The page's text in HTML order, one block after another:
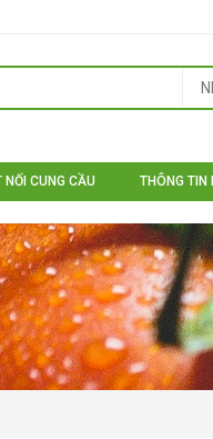
NỐI CUNG CẦU THÔNG TIN